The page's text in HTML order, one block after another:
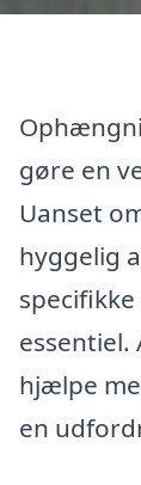
gøre en
Uanset
hyggelig
essentiel.
hjælpe
en